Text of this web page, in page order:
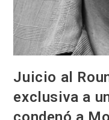
Juicio al
exclusiva a